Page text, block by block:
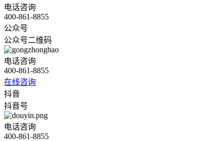
电话咨询
400-861-8855
公众号
公众号二维码
电话咨询
400-861-8855
在线咨询
抖音
抖音号
电话咨询
400-861-8855